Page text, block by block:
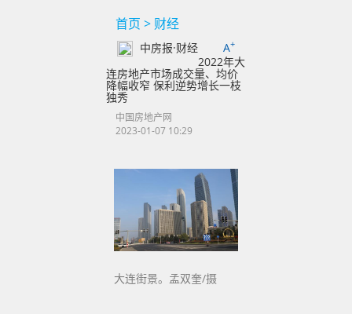
首页 > 财经
中房报·财经 A+
2022年大
连房地产市场成交量、均价
降幅收窄 保利逆势增长一枝
独秀
中国房地产网
2023-01-07 10:29
大连街景。孟双奎/摄